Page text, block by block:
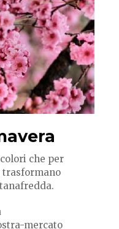
che per
trasformano
mercato